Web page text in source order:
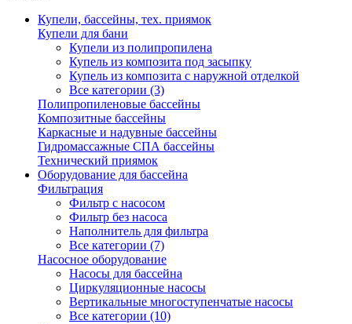
Купели, бассейны, тех. приямок
Купели для бани
Купели из полипропилена
Купель из композита под засыпку
Купель из композита с наружной отделкой
Все категории (3)
Полипропиленовые бассейны
Композитные бассейны
Каркасные и надувные бассейны
Гидромассажные СПА бассейны
Технический приямок
Оборудование для бассейна
Фильтрация
Фильтр с насосом
Фильтр без насоса
Наполнитель для фильтра
Все категории (7)
Насосное оборудование
Насосы для бассейна
Циркуляционные насосы
Вертикальные многоступенчатые насосы
Все категории (10)